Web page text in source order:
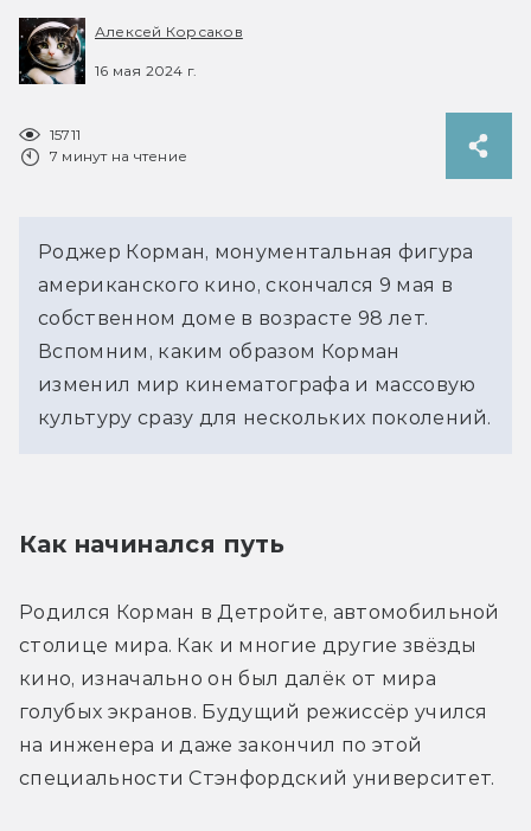
Алексей Корсаков
16 мая 2024 г.
15711
7 минут на чтение
Роджер Корман, монументальная фигура
американского кино, скончался 9 мая в
собственном доме в возрасте 98 лет.
Вспомним, каким образом Корман
изменил мир кинематографа и массовую
культуру сразу для нескольких поколений.
Как начинался путь
Родился Корман в Детройте, автомобильной
столице мира. Как и многие другие звёзды
кино, изначально он был далёк от мира
голубых экранов. Будущий режиссёр учился
на инженера и даже закончил по этой
специальности Стэнфордский университет.